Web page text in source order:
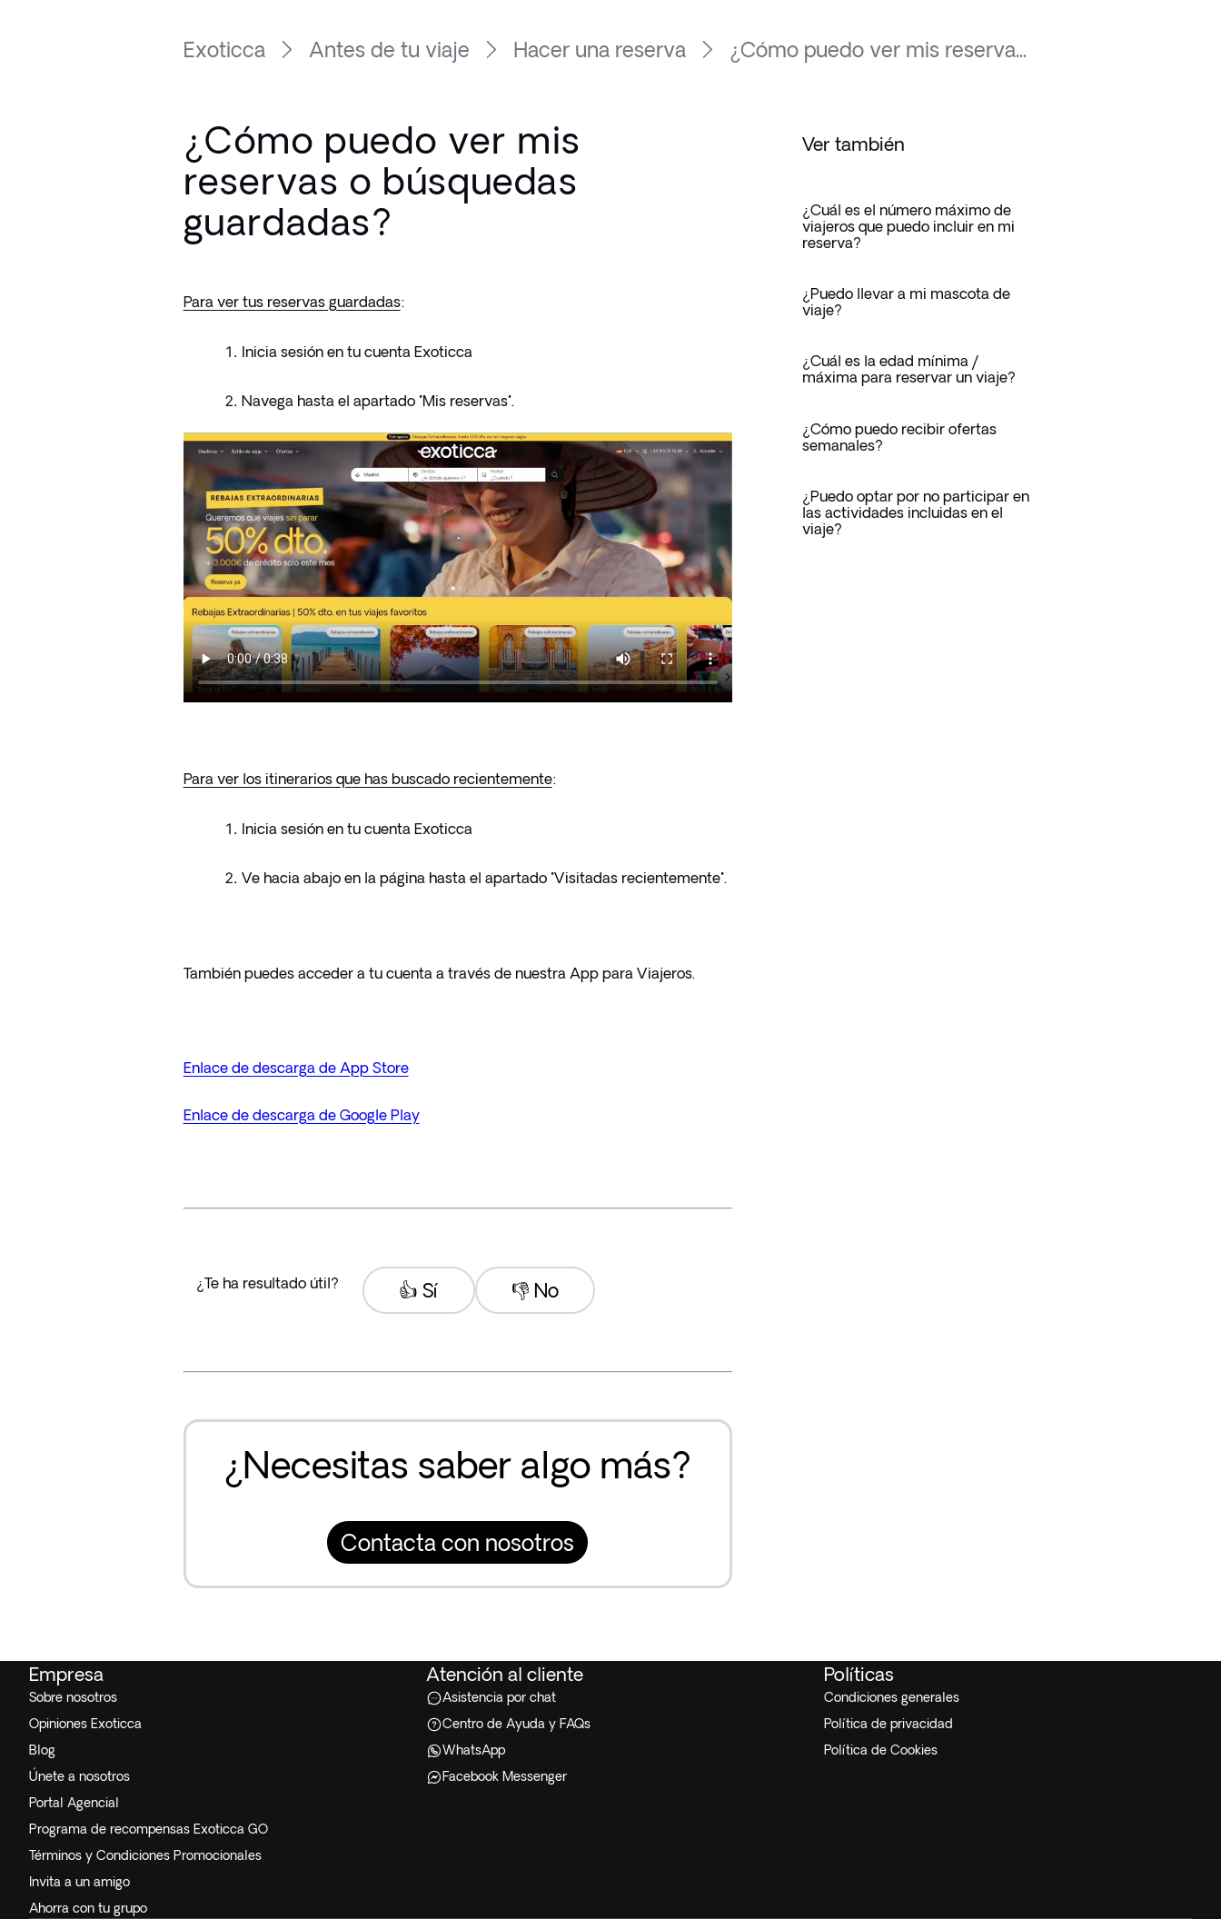
Exoticca Antes de tu viaje Hacer una reserva ¿Cómo puedo ver mis reserva...
¿Cómo puedo ver mis
reservas o búsquedas
guardadas?
Para ver tus reservas guardadas:
Inicia sesión en tu cuenta Exoticca
Navega hasta el apartado "Mis reservas".
Para ver los itinerarios que has buscado recientemente:
Inicia sesión en tu cuenta Exoticca
Ve hacia abajo en la página hasta el apartado "Visitadas recientemente".
También puedes acceder a tu cuenta a través de nuestra App para Viajeros.
Enlace de descarga de App Store
Enlace de descarga de Google Play
¿Te ha resultado útil? 👎 No
👍 Sí
¿Necesitas saber algo más?
Contacta con nosotros
Ver también
¿Cuál es el número máximo de
viajeros que puedo incluir en mi
reserva?
¿Puedo llevar a mi mascota de
viaje?
¿Cuál es la edad mínima /
máxima para reservar un viaje?
¿Cómo puedo recibir ofertas
semanales?
¿Puedo optar por no participar en
las actividades incluidas en el
viaje?